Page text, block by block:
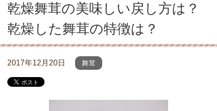
乾燥舞茸の美味しい戻し方は？
乾燥した舞茸の特徴は？
2017年12月20日 舞茸